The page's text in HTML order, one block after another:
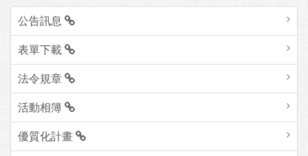
公告訊息
表單下載
法令規章
活動相簿
優質化計畫